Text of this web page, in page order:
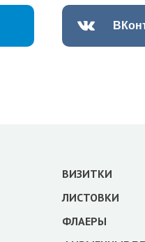
ВИЗИТКИ
ЛИСТОВКИ
ФЛАЕРЫ